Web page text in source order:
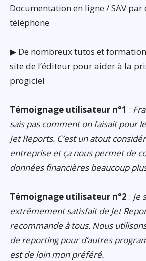
Documentation en ligne / SAV par
téléphone
▶ De nombreux tutos et
site de l’éditeur pour aider à la
progiciel
Témoignage utilisateur n°1 :
sais pas comment on faisait pour
Jet Reports. C’est un atout
entreprise et ça nous permet de
données financières beaucoup
Témoignage utilisateur n°2 : Je
extrêmement satisfait de Jet
recommande à tous. Nous
de reporting pour d’autres
est de loin mon préféré.